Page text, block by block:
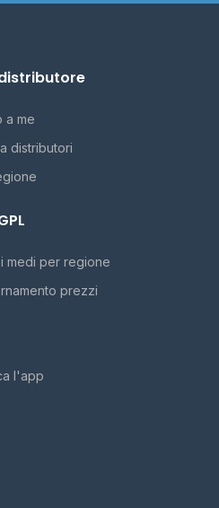
a me
distributori
medi per regione
prezzi
l'app